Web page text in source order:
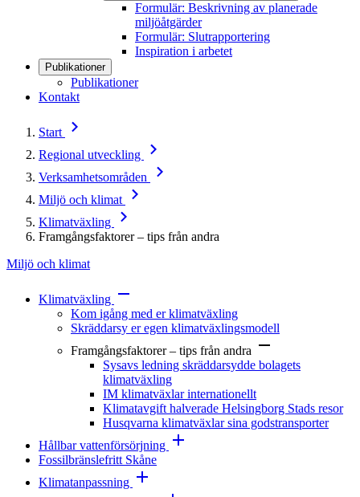
Formulär: Beskrivning av planerade
miljöåtgärder
Formulär: Slutrapportering
Inspiration i arbetet
Publikationer
Publikationer
Kontakt
Start
Regional utveckling
Verksamhetsområden
Miljö och klimat
Klimatväxling
Framgångsfaktorer – tips från andra
Miljö och klimat
Klimatväxling
Kom igång med er klimatväxling
Skräddarsy er egen klimatväxlingsmodell
Framgångsfaktorer – tips från andra
Sysavs ledning skräddarsydde bolagets
klimatväxling
IM klimatväxlar internationellt
Klimatavgift halverade Helsingborg Stads resor
Husqvarna klimatväxlar sina godstransporter
Hållbar vattenförsörjning
Fossilbränslefritt Skåne
Klimatanpassning